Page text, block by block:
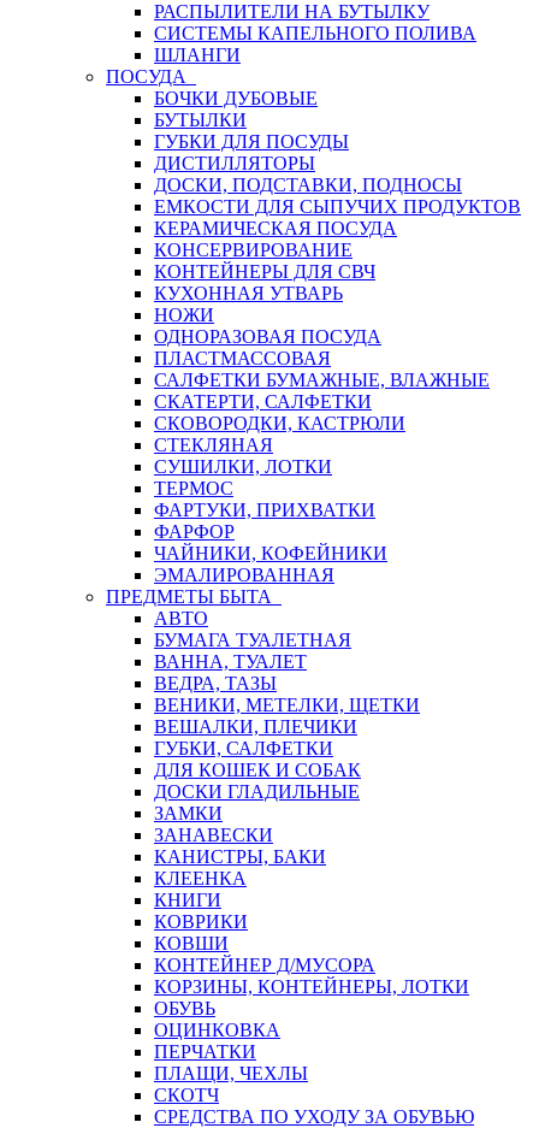
РАСПЫЛИТЕЛИ НА БУТЫЛКУ
СИСТЕМЫ КАПЕЛЬНОГО ПОЛИВА
ШЛАНГИ
ПОСУДА
БОЧКИ ДУБОВЫЕ
БУТЫЛКИ
ГУБКИ ДЛЯ ПОСУДЫ
ДИСТИЛЛЯТОРЫ
ДОСКИ, ПОДСТАВКИ, ПОДНОСЫ
ЕМКОСТИ ДЛЯ СЫПУЧИХ ПРОДУКТОВ
КЕРАМИЧЕСКАЯ ПОСУДА
КОНСЕРВИРОВАНИЕ
КОНТЕЙНЕРЫ ДЛЯ СВЧ
КУХОННАЯ УТВАРЬ
НОЖИ
ОДНОРАЗОВАЯ ПОСУДА
ПЛАСТМАССОВАЯ
САЛФЕТКИ БУМАЖНЫЕ, ВЛАЖНЫЕ
СКАТЕРТИ, САЛФЕТКИ
СКОВОРОДКИ, КАСТРЮЛИ
СТЕКЛЯНАЯ
СУШИЛКИ, ЛОТКИ
ТЕРМОС
ФАРТУКИ, ПРИХВАТКИ
ФАРФОР
ЧАЙНИКИ, КОФЕЙНИКИ
ЭМАЛИРОВАННАЯ
ПРЕДМЕТЫ БЫТА
АВТО
БУМАГА ТУАЛЕТНАЯ
ВАННА, ТУАЛЕТ
ВЕДРА, ТАЗЫ
ВЕНИКИ, МЕТЕЛКИ, ЩЕТКИ
ВЕШАЛКИ, ПЛЕЧИКИ
ГУБКИ, САЛФЕТКИ
ДЛЯ КОШЕК И СОБАК
ДОСКИ ГЛАДИЛЬНЫЕ
ЗАМКИ
ЗАНАВЕСКИ
КАНИСТРЫ, БАКИ
КЛЕЕНКА
КНИГИ
КОВРИКИ
КОВШИ
КОНТЕЙНЕР Д/МУСОРА
КОРЗИНЫ, КОНТЕЙНЕРЫ, ЛОТКИ
ОБУВЬ
ОЦИНКОВКА
ПЕРЧАТКИ
ПЛАЩИ, ЧЕХЛЫ
СКОТЧ
СРЕДСТВА ПО УХОДУ ЗА ОБУВЬЮ